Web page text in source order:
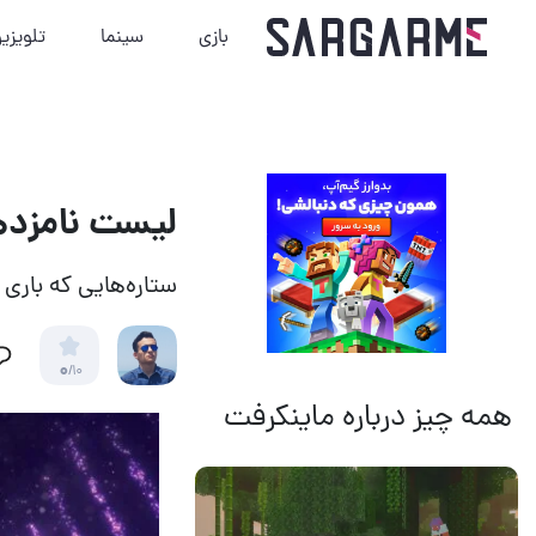
بازی سینما
همه چیز درباره ماینکرفت
لیست
ستاره‌هایی که
0/10